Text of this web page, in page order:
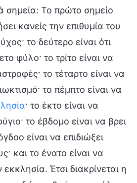
σημεία: Το πρώτο σημείο
κανείς την επιθυμία του
το δεύτερο είναι ότι
φύλο· το τρίτο είναι να
το τέταρτο είναι να
το πέμπτο είναι να
· το έκτο είναι να
το έβδομο είναι να βρει
είναι να επιδιώξει
και το ένατο είναι να
Έτσι διακρίνεται η